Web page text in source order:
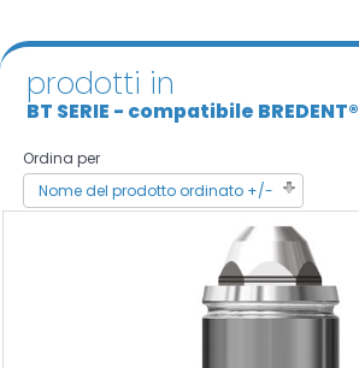
prodotti in
BT SERIE - compatibile BREDENT®
Ordina per
Nome del prodotto ordinato +/-